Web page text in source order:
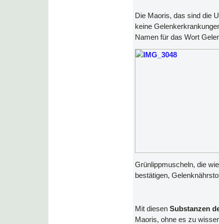
Die Maoris, das sind die
keine
Namen für das Wort
Grünlippmuscheln, die
bestätigen,
Mit diesen Substanzen
Maoris, ohne es zu